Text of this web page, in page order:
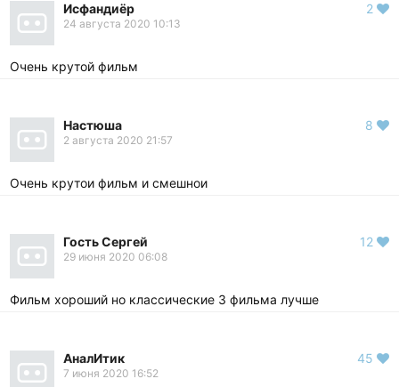
Исфандиёр
24 августа 2020 10:13
2
Очень крутой фильм
Настюша
2 августа 2020 21:57
8
Очень крутои фильм и смешнои
Гость Сергей
29 июня 2020 06:08
12
Фильм хороший но классические 3 фильма лучше
АналИтик
7 июня 2020 16:52
45